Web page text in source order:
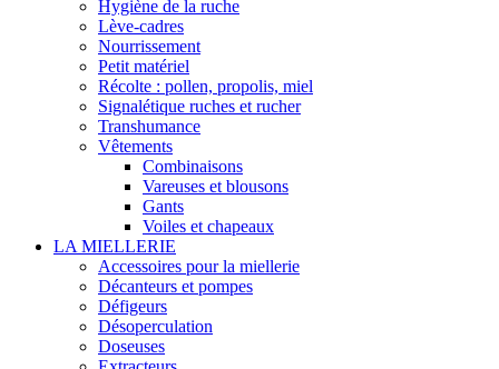
Hygiène de la ruche
Lève-cadres
Nourrissement
Petit matériel
Récolte : pollen, propolis, miel
Signalétique ruches et rucher
Transhumance
Vêtements
Combinaisons
Vareuses et blousons
Gants
Voiles et chapeaux
LA MIELLERIE
Accessoires pour la miellerie
Décanteurs et pompes
Défigeurs
Désoperculation
Doseuses